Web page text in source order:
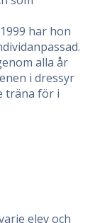
har hon
alla år
i dressyr
träna för i
elev och